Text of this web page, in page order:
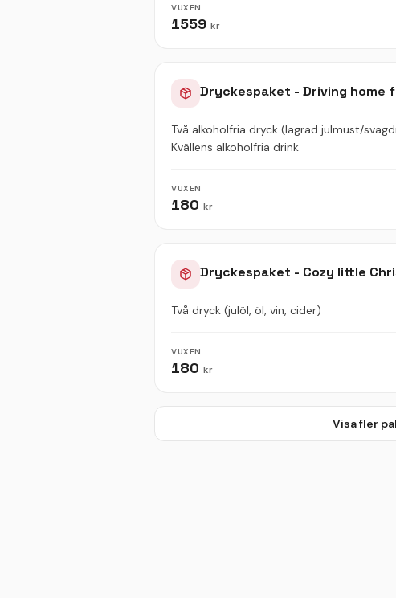
VUXEN
1559 kr
Dryckespaket - Driving home
Två alkoholfria dryck (lagrad julmust/
Kvällens alkoholfria drink
VUXEN
180 kr
Dryckespaket - Cozy little
Två dryck (julöl, öl, vin, cider)
VUXEN
180 kr
Visa fler